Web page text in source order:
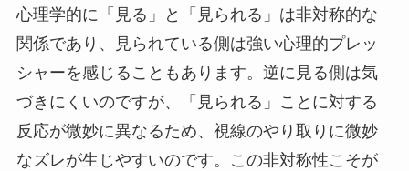
心理学的に「見る」と「見られる」は非対称的な
関係であり、見られている側は強い心理的プレッ
シャーを感じることもあります。逆に見る側は気
づきにくいのですが、「見られる」ことに対する
反応が微妙に異なるため、視線のやり取りに微妙
なズレが生じやすいのです。この非対称性こそが